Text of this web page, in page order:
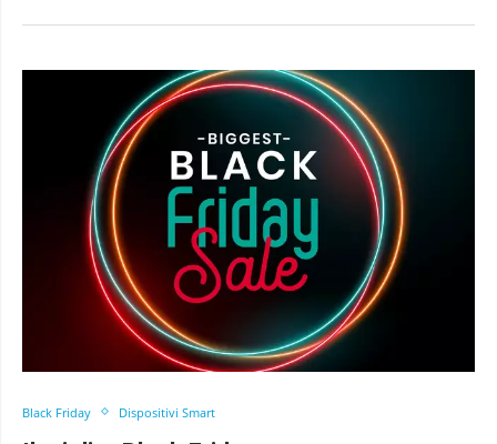
Black Friday Dispositivi Smart